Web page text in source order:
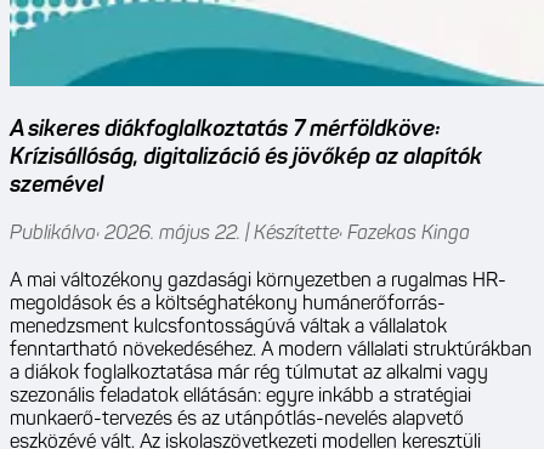
A sikeres diákfoglalkoztatás 7 mérföldköve:
Krízisállóság, digitalizáció és jövőkép az alapítók
szemével
Publikálva: 2026. május 22. | Készítette: Fazekas Kinga
A mai változékony gazdasági környezetben a rugalmas HR-
megoldások és a költséghatékony humánerőforrás-
menedzsment kulcsfontosságúvá váltak a vállalatok
fenntartható növekedéséhez. A modern vállalati struktúrákban
a diákok foglalkoztatása már rég túlmutat az alkalmi vagy
szezonális feladatok ellátásán: egyre inkább a stratégiai
munkaerő-tervezés és az utánpótlás-nevelés alapvető
eszközévé vált. Az iskolaszövetkezeti modellen keresztüli